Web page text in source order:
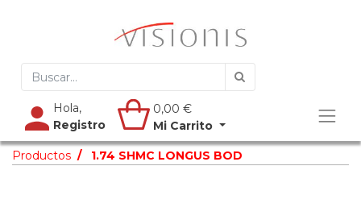
Hola,
Registro
0,00 €
Mi Carrito
Productos 1.74 SHMC LONGUS BOD